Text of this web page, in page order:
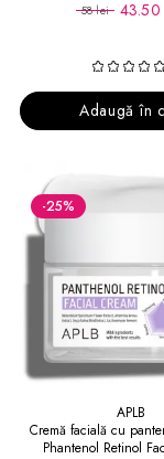
58 lei 43.50
Adaugă în
-25%
APLB
Cremă facială cu
Phantenol Retinol